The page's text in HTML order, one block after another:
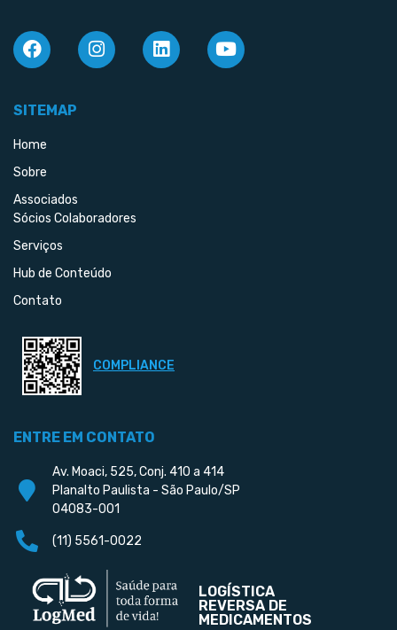
SITEMAP
Home
Sobre
Associados
Sócios Colaboradores
Serviços
Hub de Conteúdo
Contato
COMPLIANCE
ENTRE EM CONTATO
Av. Moaci, 525, Conj. 410 a 414
Planalto Paulista - São Paulo/SP
04083-001
(11) 5561-0022
LOGÍSTICA
REVERSA DE
MEDICAMENTOS